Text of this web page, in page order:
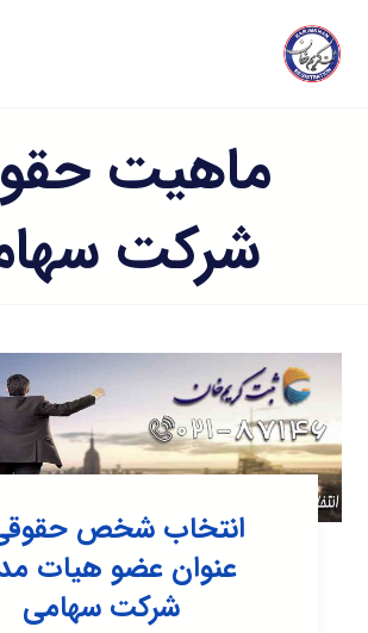
ماهیت
شرکت
انتخاب شخص
عنوان عضو هیات
شرکت سهامی